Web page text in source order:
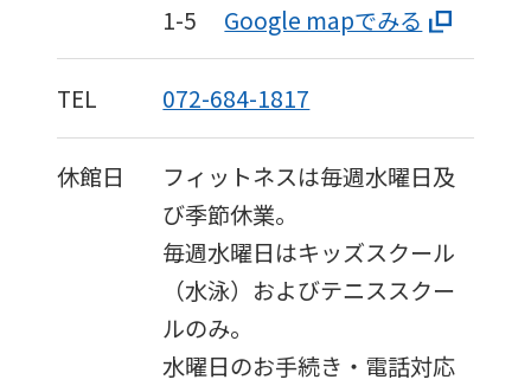
1-5
Google mapでみる
TEL 072-684-1817
休館日
フィットネスは毎週水曜日及
び季節休業。
毎週水曜日はキッズスクール
（水泳）およびテニススクー
ルのみ。
水曜日のお手続き・電話対応